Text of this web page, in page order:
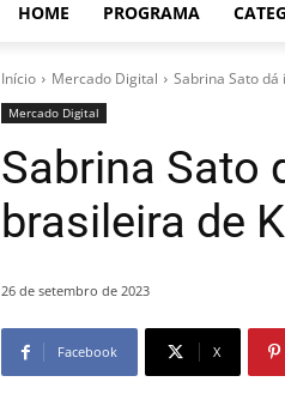
HOME PROGRAMA
Início Mercado Digital Sabrina Sato
Mercado Digital
Sabrina Sato
brasileira de
26 de setembro de 2023
Facebook X